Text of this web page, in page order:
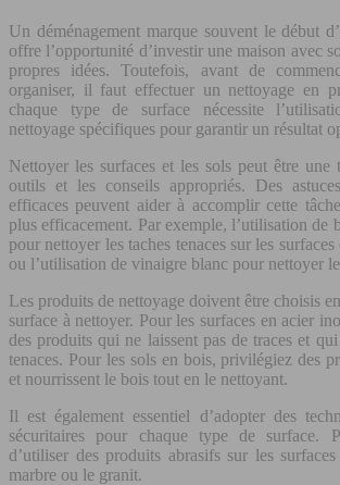
Un déménagement marque souvent le début
offre l’opportunité d’investir une maison avec
propres idées. Toutefois, avant de
organiser, il faut effectuer un nettoyage en
chaque type de surface nécessite
nettoyage spécifiques pour garantir un résultat
Nettoyer les surfaces et les sols peut être une
outils et les conseils appropriés. Des
efficaces peuvent aider à accomplir cette
plus efficacement. Par exemple, l’utilisation de
pour nettoyer les taches tenaces sur les
ou l’utilisation de vinaigre blanc pour nettoyer
Les produits de nettoyage doivent être choisis
surface à nettoyer. Pour les surfaces en acier
des produits qui ne laissent pas de traces et
tenaces. Pour les sols en bois, privilégiez des
et nourrissent le bois tout en le nettoyant.
Il est également essentiel d’adopter des
sécuritaires pour chaque type de surface.
d’utiliser des produits abrasifs sur les
marbre ou le granit.